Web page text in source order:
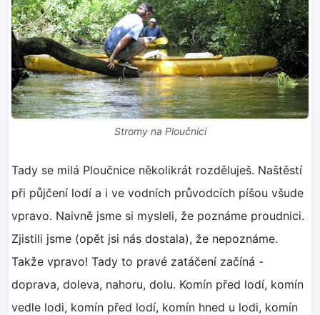
Stromy na Ploučnici
Tady se milá Ploučnice několikrát rozděluješ. Naštěstí
při půjčení lodí a i ve vodních průvodcích píšou všude
vpravo. Naivně jsme si mysleli, že poznáme proudnici.
Zjistili jsme (opět jsi nás dostala), že nepoznáme.
Takže vpravo! Tady to pravé zatáčení začíná -
doprava, doleva, nahoru, dolu. Komín před lodí, komín
vedle lodi, komín před lodí, komín hned u lodi, komín